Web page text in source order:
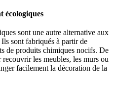
écologiques
sont une autre alternative aux
sont fabriqués à partir de
de produits chimiques nocifs. De
les meubles, les murs ou
facilement la décoration de la